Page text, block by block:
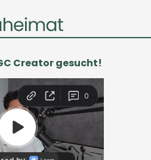
Creator gesucht!